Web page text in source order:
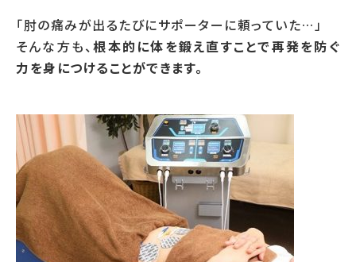
「肘の痛みが出るたびにサポーターに頼っていた…」
そんな方も、根本的に体を鍛え直すことで再発を防ぐ
力を身につけることができます。